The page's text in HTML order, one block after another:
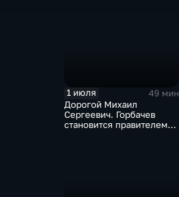
1 июля
49 мин
Дорогой Михаил
Сергеевич. Горбачев
становится правителем